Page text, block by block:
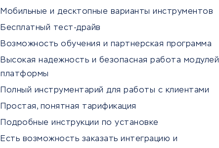
Мобильные и десктопные варианты инструментов
Бесплатный тест-драйв
Возможность обучения и партнерская программа
Высокая надежность и безопасная работа модулей
платформы
Полный инструментарий для работы с клиентами
Простая, понятная тарификация
Подробные инструкции по установке
Есть возможность заказать интеграцию и